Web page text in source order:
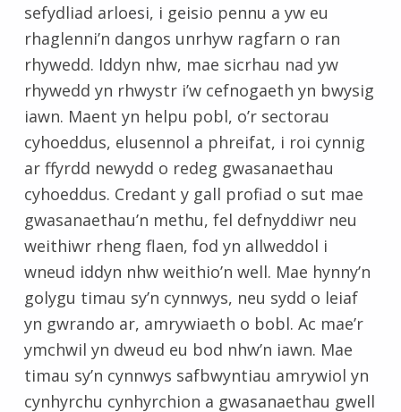
sefydliad arloesi, i geisio pennu a yw eu
rhaglenni’n dangos unrhyw ragfarn o ran
rhywedd. Iddyn nhw, mae sicrhau nad yw
rhywedd yn rhwystr i’w cefnogaeth yn bwysig
iawn. Maent yn helpu pobl, o’r sectorau
cyhoeddus, elusennol a phreifat, i roi cynnig
ar ffyrdd newydd o redeg gwasanaethau
cyhoeddus. Credant y gall profiad o sut mae
gwasanaethau’n methu, fel defnyddiwr neu
weithiwr rheng flaen, fod yn allweddol i
wneud iddyn nhw weithio’n well. Mae hynny’n
golygu timau sy’n cynnwys, neu sydd o leiaf
yn gwrando ar, amrywiaeth o bobl. Ac mae’r
ymchwil yn dweud eu bod nhw’n iawn. Mae
timau sy’n cynnwys safbwyntiau amrywiol yn
cynhyrchu cynhyrchion a gwasanaethau gwell